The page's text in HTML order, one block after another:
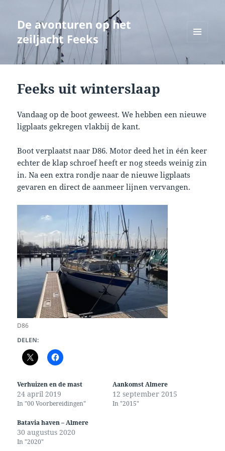
De avonturen op het
zeiljacht Feeks
WIDGETS
Feeks uit winterslaap
Vandaag op de boot geweest. We hebben een nieuwe
ligplaats gekregen vlakbij de kant.
Boot verplaatst naar D86. Motor deed het in één keer
echter de klap schroef heeft er nog steeds weinig zin
in. Na een extra rondje naar de nieuwe ligplaats
gevaren en direct de aanmeer lijnen vervangen.
D86
DELEN:
Verhuizen en de mast
24 april 2019
In "00 Voorbereidingen"
Aankomst Almere
12 september 2015
In "2015"
Batavia haven – Almere
30 augustus 2020
In "2020"